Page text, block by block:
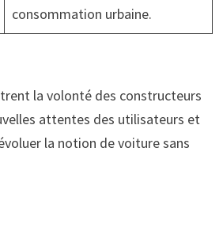
consommation urbaine.
la volonté des constructeurs
attentes des utilisateurs et
la notion de voiture sans